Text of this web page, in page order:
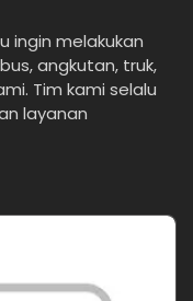
ingin melakukan
angkutan, truk,
Tim kami selalu
layanan